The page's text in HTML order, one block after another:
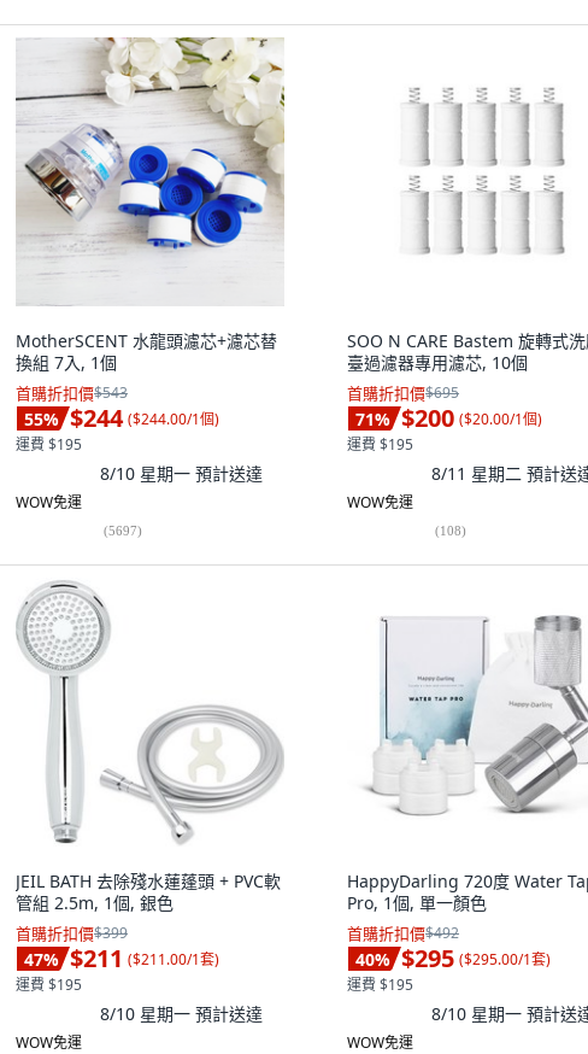
MotherSCENT 水龍頭濾芯+濾芯替
換組 7入, 1個
首購折扣價$543
55% $244 ($244.00/1個)
運費 $195
8/10 星期一 預計送達
WOW免運
(5697)
SOO N CARE Bastem 旋轉式
臺過濾器專用濾芯, 10個
首購折扣價$695
71% $200 ($20.00/1個)
運費 $195
8/11 星期二 預計送
WOW免運
(108)
JEIL BATH 去除殘水蓮蓬頭 + PVC軟
管組 2.5m, 1個, 銀色
首購折扣價$399
47% $211 ($211.00/1套)
運費 $195
8/10 星期一 預計送達
WOW免運
HappyDarling 720度 Water
Pro, 1個, 單一顏色
首購折扣價$492
40% $295 ($295.00/1套)
運費 $195
8/10 星期一 預計送
WOW免運